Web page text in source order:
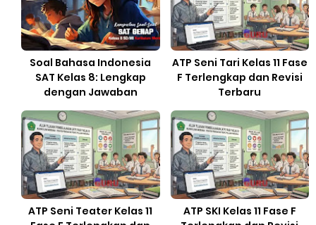
Soal Bahasa Indonesia
SAT Kelas 8: Lengkap
dengan Jawaban
ATP Seni Tari Kelas 11 Fase
F Terlengkap dan Revisi
Terbaru
ATP Seni Teater Kelas 11
ATP SKI Kelas 11 Fase F